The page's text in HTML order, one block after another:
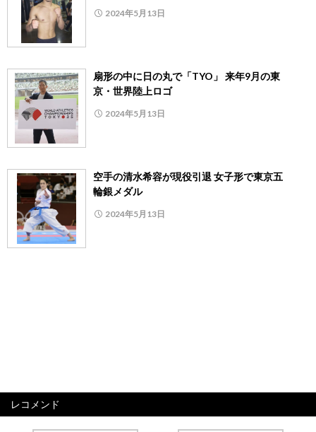
2024年5月13日
扇形の中に日の丸で「TYO」 来年9月の東
京・世界陸上ロゴ
2024年5月13日
空手の清水希容が現役引退 女子形で東京五
輪銀メダル
2024年5月13日
レコメンド